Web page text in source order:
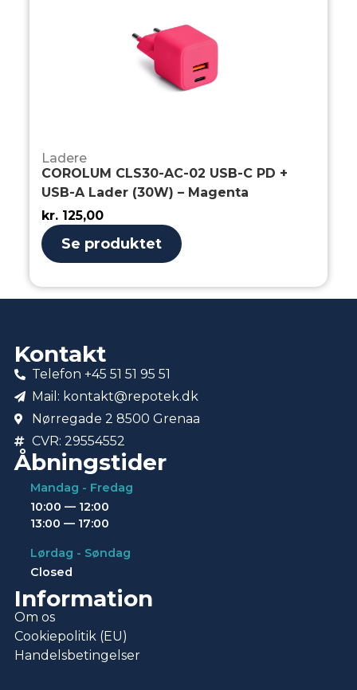
Ladere
COROLUM CLS30-AC-02 USB-C PD +
USB-A Lader (30W) – Magenta
kr. 125,00
Se produktet
Kontakt
Telefon +45 51 51 95 51
Mail: kontakt@repotek.dk
Nørregade 2 8500 Grenaa
CVR: 29554552
Åbningstider
Mandag - Fredag
10:00 — 12:00
13:00 — 17:00
Lørdag - Søndag
Closed
Information
Om os
Cookiepolitik (EU)
Handelsbetingelser